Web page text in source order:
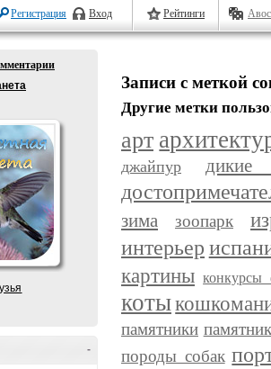
Регистрация Вход Рейтинги
-
Записи с меткой
Другие метки
арт
джайпур дикие
зима зоопарк
интерьер
картины конкурсы
коты
памятники
породы собак